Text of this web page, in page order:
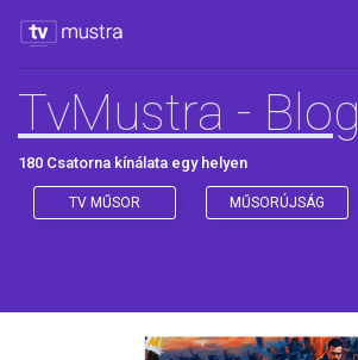
TvMustra - Blog
180 Csatorna kínálata egy helyen
TV MŰSOR MŰSORÚJSÁG